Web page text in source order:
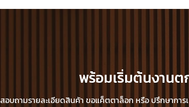
พร้อมเริ่มต้นงาน
สอบถามรายละเอียดสินค้า ขอแค็ตตาล็อก หรือ ปรึกษากา